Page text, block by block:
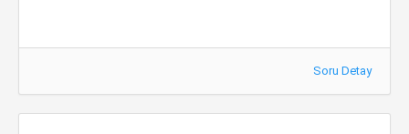
Soru Detay